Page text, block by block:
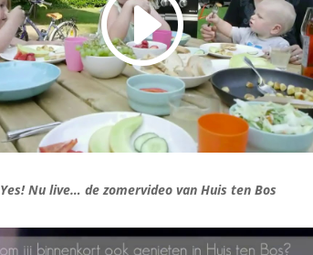
Yes! Nu live… de zomervideo van Huis ten Bos